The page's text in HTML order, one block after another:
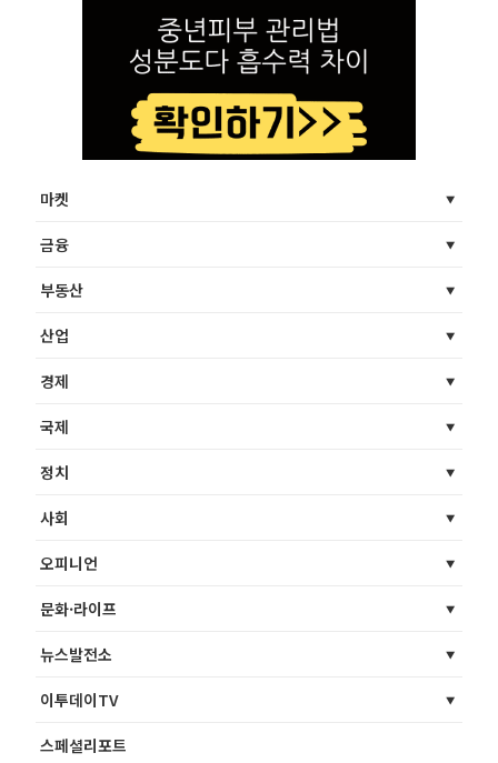
마켓
금융
부동산
산업
경제
국제
정치
사회
오피니언
문화·라이프
뉴스발전소
이투데이TV
스페셜리포트